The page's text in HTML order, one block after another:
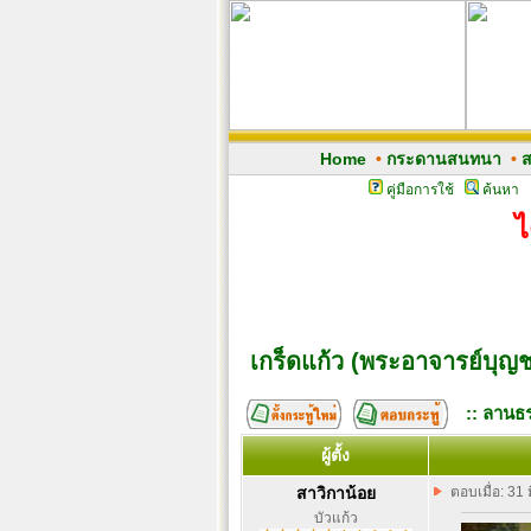
Home• กระดานสนทนา •
คู่มือการใช้ ค้นหา
เกร็ดแก้ว (พระอาจารย์บุญ
:: ลานธ
ผู้ตั้ง
สาวิกาน้อย
บัวแก้ว
ตอบเมื่อ: 31